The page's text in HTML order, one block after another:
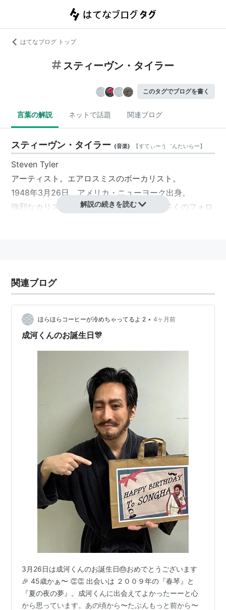
はてなブログ トップ
スティーヴン・タイラー
このタグでブログを書く
言葉の解説 ネットで話題 関連ブログ
スティーヴン・タイラー (音楽) 【すてぃーう゛んたいらー】
Steven Tyler
アーティスト。 エアロスミスのボーカリスト。
1948年3月26日、アメリカ・ニューヨーク出身。
強烈なカリスマ性とハイトーンボーカルで多くのフォロ
解説の続きを読む
関連ブログ
ほらほらコーヒーが冷めちゃってるよ 2 • 4ヶ月前
成河くんのお誕生日🎊
3月26日は成河くんのお誕生日🎂おめでとうございます
🎉 45歳かぁ〜 👏👏 出会いは ２００９年の『春琴』と
『夏の夜の夢』。成河くんに出会えてよかったーーと心
から思っています。あの頃から〜たぶんもっと前から〜